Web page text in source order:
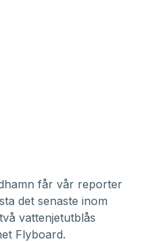
får vår reporter
det senaste inom
vattenjetutblås
Flyboard.